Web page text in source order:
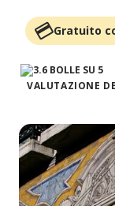
Gratuito
VALUTAZIONE